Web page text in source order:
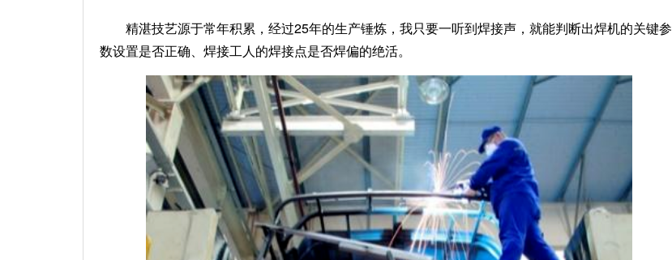
精湛技艺源于常年积累，经过25年的生产锤炼，我只要一听到焊接声，就能判断出焊机的关键参
数设置是否正确、焊接工人的焊接点是否焊偏的绝活。